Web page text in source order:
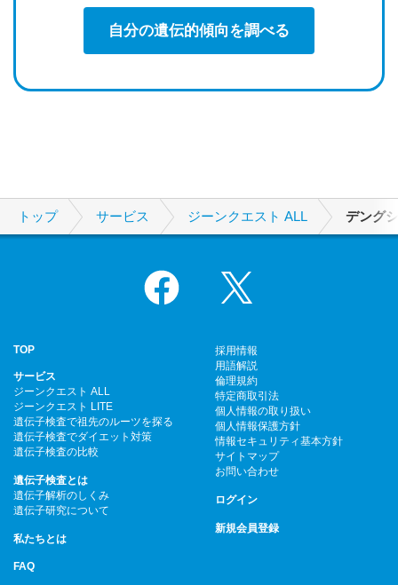
自分の遺伝的傾向を調べる
トップ サービス ジーンクエスト ALL デング
Facebook
TOP
サービス
ジーンクエスト ALL
ジーンクエスト LITE
遺伝子検査で祖先のルーツを探る
遺伝子検査でダイエット対策
遺伝子検査の比較
遺伝子検査とは
遺伝子解析のしくみ
遺伝子研究について
私たちとは
FAQ
採用情報
用語解説
倫理規約
特定商取引法
個人情報の取り扱い
個人情報保護方針
情報セキュリティ基本方針
サイトマップ
お問い合わせ
ログイン
新規会員登録